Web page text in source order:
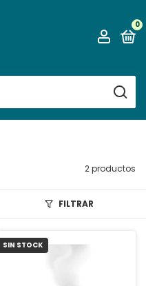
0
2 productos
FILTRAR
SIN STOCK